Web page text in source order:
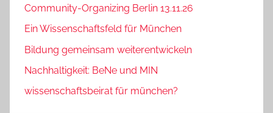
Community-Organizing Berlin 13.11.26
Ein Wissenschaftsfeld für München
Bildung gemeinsam weiterentwickeln
Nachhaltigkeit: BeNe und MIN
wissenschaftsbeirat für münchen?